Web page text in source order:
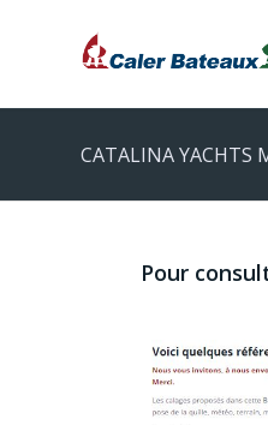
CATALINA YACHTS
Pour